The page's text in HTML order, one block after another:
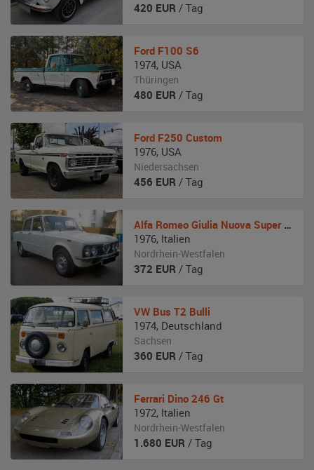
420 EUR / Tag
Ford F100 S6
1974, USA
Thüringen
480 EUR / Tag
Ford F250 Custom
1976, USA
Niedersachsen
456 EUR / Tag
Alfa Romeo Giulia Nuova Super 1300
1976, Italien
Nordrhein-Westfalen
372 EUR / Tag
VW Bus T2 Bulli
1974, Deutschland
Sachsen
360 EUR / Tag
Ferrari Dino 246 Gt
1972, Italien
Nordrhein-Westfalen
1.680 EUR / Tag